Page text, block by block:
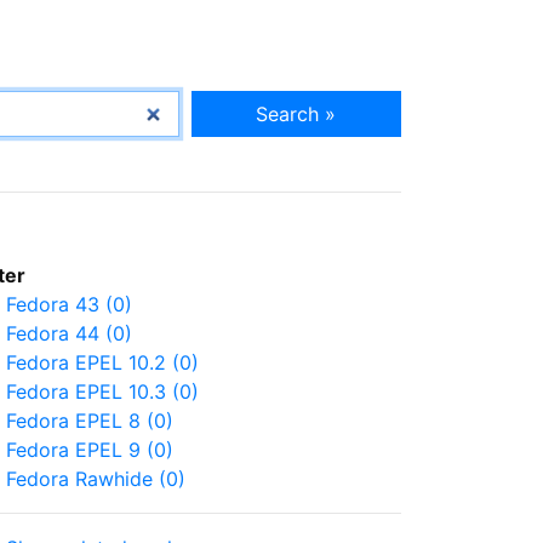
Search »
Fedora 43 (0)
Fedora 44 (0)
Fedora EPEL 10.2 (0)
Fedora EPEL 10.3 (0)
Fedora EPEL 8 (0)
Fedora EPEL 9 (0)
Fedora Rawhide (0)